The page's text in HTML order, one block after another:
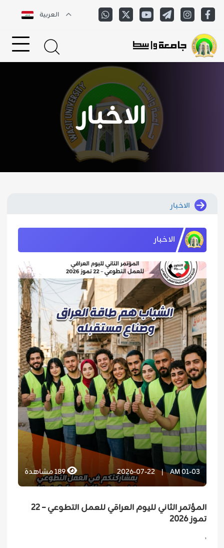
العربية
الاخبار
الاخبار
الاخبار
01-03 AM
|
2026-07-22
189مشاهدة
المؤتمر الثاني لليوم العراقي للعمل التطوعي – 22
تموز 2026
,